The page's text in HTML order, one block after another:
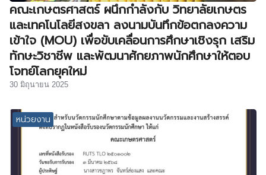
คณะเกษตรศาสตร์ ผนึกกำลังกับ วิทยาลัยเกษตร
และเทคโนโลยีสงขลา ลงนามบันทึกข้อตกลงความ
เข้าใจ (MOU) เพื่อขับเคลื่อนการศึกษาเชิงรุก เสริม
ทักษะวิชาชีพ และพัฒนาศักยภาพนักศึกษาให้ตอบ
โจทย์โลกยุคใหม่
30 มิถุนายน 2025
หน่วยงาน